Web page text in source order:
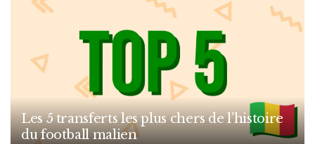
Les 5 transferts les plus chers de l’histoire
du football malien